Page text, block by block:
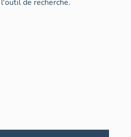
l'outil de recherche.